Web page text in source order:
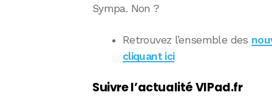
Sympa. Non ?
Retrouvez l’ensemble des
cliquant ici
Suivre l’actualité VIPad.fr